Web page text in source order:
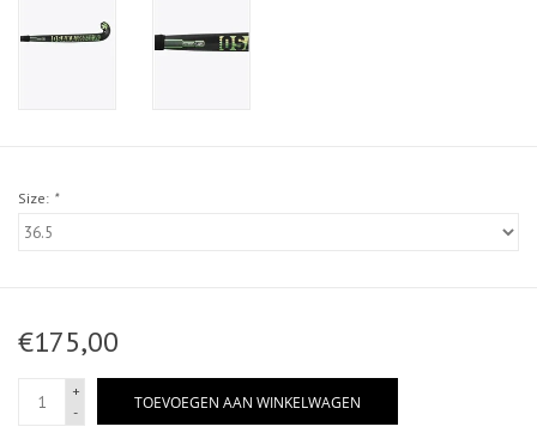
Size: *
€175,00
+
-
TOEVOEGEN AAN WINKELWAGEN